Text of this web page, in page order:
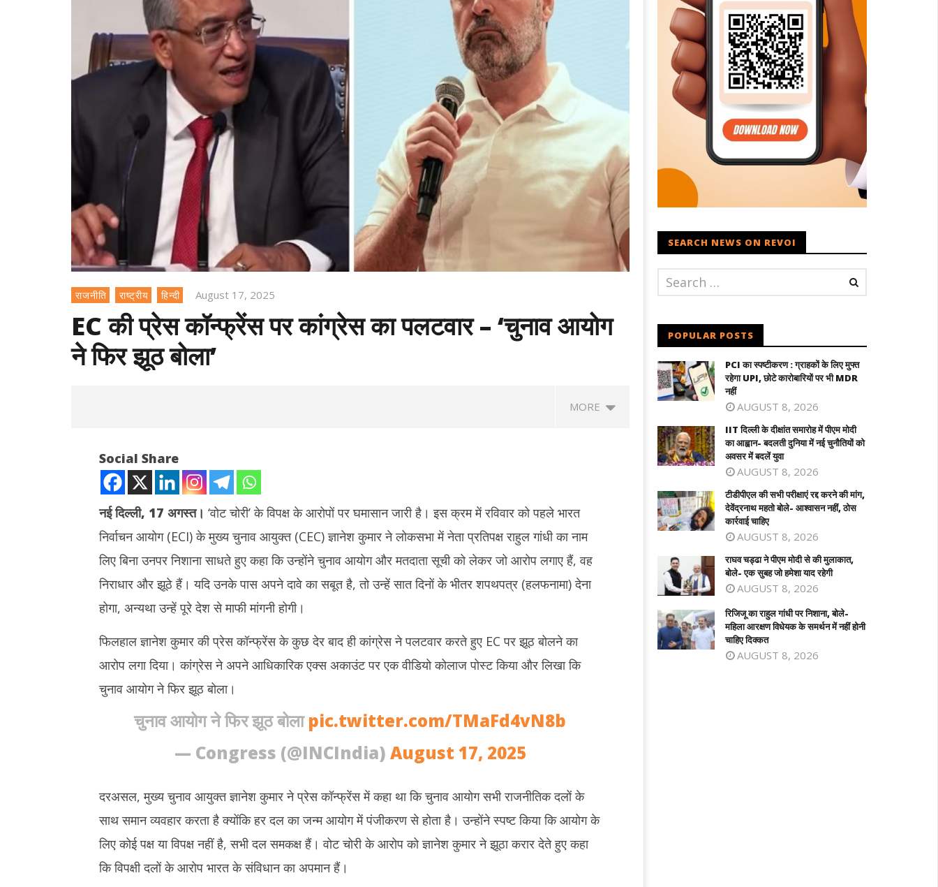
राजनीति राष्ट्रीय हिन्दी August 17, 2025
EC की प्रेस कॉन्फ्रेंस पर कांग्रेस का पलटवार – ‘चुनाव आयोग
ने फिर झूठ बोला’
MORE
NOW VIEWING
EC की प्रेस कॉन्फ्रेंस पर कांग्रेस का पलटवार –
‘चुनाव आयोग ने फिर झूठ बोला’
August
2025
PCI का स्पष्टीकरण : ग्राहकों के लिए मुफ्त रहेगा
UPI, छोटे कारोबारियों पर भी MDR नहीं
August
2025
IIT दिल्ली के दीक्षांत समारोह में पीएम मोदी का
आह्वान- बदलती दुनिया में नई चुनौतियों को अवसर
17,
टीडीपीएल की सभी परीक्षाएं रद्द करने की मांग,
देवेंद्रनाथ महतो बोले- आश्वासन नहीं, ठोस कार्रवाई
राघव चड्ढा ने पीएम मोदी से की मुलाकात, बोले-
एक सुबह जो हमेशा याद रहेगी
August
17,
Social Share
नई दिल्ली, 17 अगस्त। ‘वोट चोरी’ के विपक्ष के आरोपों पर घमासान जारी है। इस क्रम में रविवार को पहले भारत
निर्वाचन आयोग (ECI) के मुख्य चुनाव आयुक्त (CEC) ज्ञानेश कुमार ने लोकसभा में नेता प्रतिपक्ष राहुल गांधी का नाम
लिए बिना उनपर निशाना साधते हुए कहा कि उन्होंने चुनाव आयोग और मतदाता सूची को लेकर जो आरोप लगाए हैं, वह
निराधार और झूठे हैं। यदि उनके पास अपने दावे का सबूत है, तो उन्हें सात दिनों के भीतर शपथपत्र (हलफनामा) देना
होगा, अन्यथा उन्हें पूरे देश से माफी मांगनी होगी।
फिलहाल ज्ञानेश कुमार की प्रेस कॉन्फ्रेंस के कुछ देर बाद ही कांग्रेस ने पलटवार करते हुए EC पर झूठ बोलने का
आरोप लगा दिया। कांग्रेस ने अपने आधिकारिक एक्स अकाउंट पर एक वीडियो कोलाज पोस्ट किया और लिखा कि
चुनाव आयोग ने फिर झूठ बोला।
चुनाव आयोग ने फिर झूठ बोलाpic.twitter.com/TMaFd4vN8b
— Congress (@INCIndia) August 17, 2025
दरअसल, मुख्य चुनाव आयुक्त ज्ञानेश कुमार ने प्रेस कॉन्फ्रेंस में कहा था कि चुनाव आयोग सभी राजनीतिक दलों के
साथ समान व्यवहार करता है क्योंकि हर दल का जन्म आयोग में पंजीकरण से होता है। उन्होंने स्पष्ट किया कि आयोग के
लिए कोई पक्ष या विपक्ष नहीं है, सभी दल समकक्ष हैं। वोट चोरी के आरोप को ज्ञानेश कुमार ने झूठा करार देते हुए कहा
कि विपक्षी दलों के आरोप भारत के संविधान का अपमान हैं।
SEARCH NEWS ON REVOI
POPULAR POSTS
PCI का स्पष्टीकरण : ग्राहकों के लिए मुफ्त
रहेगा UPI, छोटे कारोबारियों पर भी MDR
नहीं
AUGUST 8, 2026
IIT दिल्ली के दीक्षांत समारोह में पीएम मोदी
का आह्वान- बदलती दुनिया में नई चुनौतियों को
अवसर में बदलें युवा
AUGUST 8, 2026
टीडीपीएल की सभी परीक्षाएं रद्द करने की मांग,
देवेंद्रनाथ महतो बोले- आश्वासन नहीं, ठोस
कार्रवाई चाहिए
AUGUST 8, 2026
राघव चड्ढा ने पीएम मोदी से की मुलाकात,
बोले- एक सुबह जो हमेशा याद रहेगी
AUGUST 8, 2026
रिजिजू का राहुल गांधी पर निशाना, बोले-
महिला आरक्षण विधेयक के समर्थन में नहीं होनी
चाहिए दिक्कत
AUGUST 8, 2026